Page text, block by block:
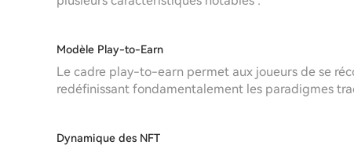
Modèle Play-to-Earn
Le cadre play-to-earn permet aux joueurs de se
redéfinissant fondamentalement les paradigmes
Dynamique des NFT